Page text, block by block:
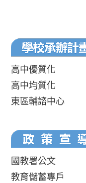
高中優質化
高中均質化
東區輔諮中心
國教署公文
教育儲蓄專戶